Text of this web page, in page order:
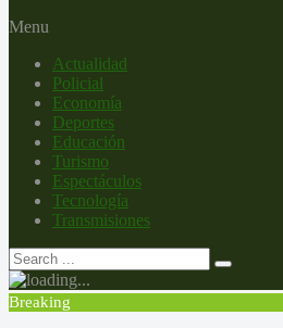
Menu
Actualidad
Policial
Economía
Deportes
Educación
Turismo
Espectáculos
Tecnología
Transmisiones
Breaking